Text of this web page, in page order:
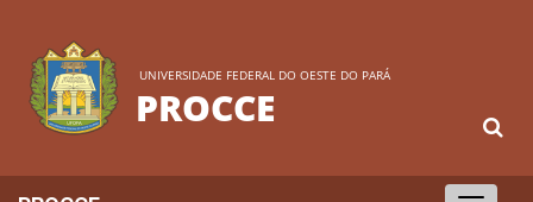
UNIVERSIDADE FEDERAL DO OESTE DO PARÁ
PROCCE